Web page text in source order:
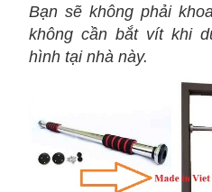
Bạn sẽ không phải
không cần bắt vít khi
hình tại nhà này.